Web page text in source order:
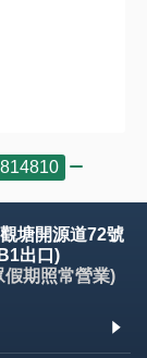
814810
塘開源道72號
出口)
期照常營業)